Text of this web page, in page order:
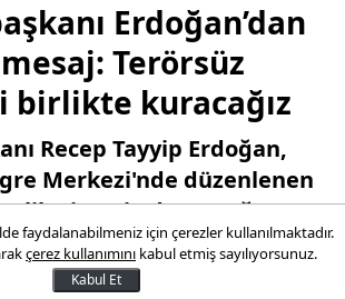
Erdoğan’dan
Terörsüz
birlikte kuracağız
Recep Tayyip Erdoğan,
Merkezi'nde düzenlenen
Zirvesi'nde yaptığı
ve beraberlik vurgusu
birlikte terörsüz bir
faydalanabilmeniz için çerezler kullanılmaktadır.
çerez kullanımını kabul etmiş sayılıyorsunuz.
Kabul Et